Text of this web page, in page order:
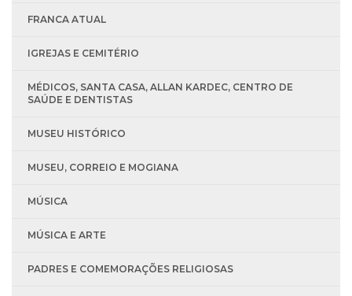
FRANCA ATUAL
IGREJAS E CEMITÉRIO
MÉDICOS, SANTA CASA, ALLAN KARDEC, CENTRO DE
SAÚDE E DENTISTAS
MUSEU HISTÓRICO
MUSEU, CORREIO E MOGIANA
MÚSICA
MÚSICA E ARTE
PADRES E COMEMORAÇÕES RELIGIOSAS